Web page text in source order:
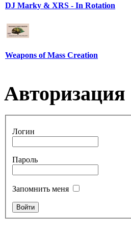
DJ Marky & XRS - In Rotation
Weapons of Mass Creation
Авторизация
Логин
Пароль
Запомнить меня